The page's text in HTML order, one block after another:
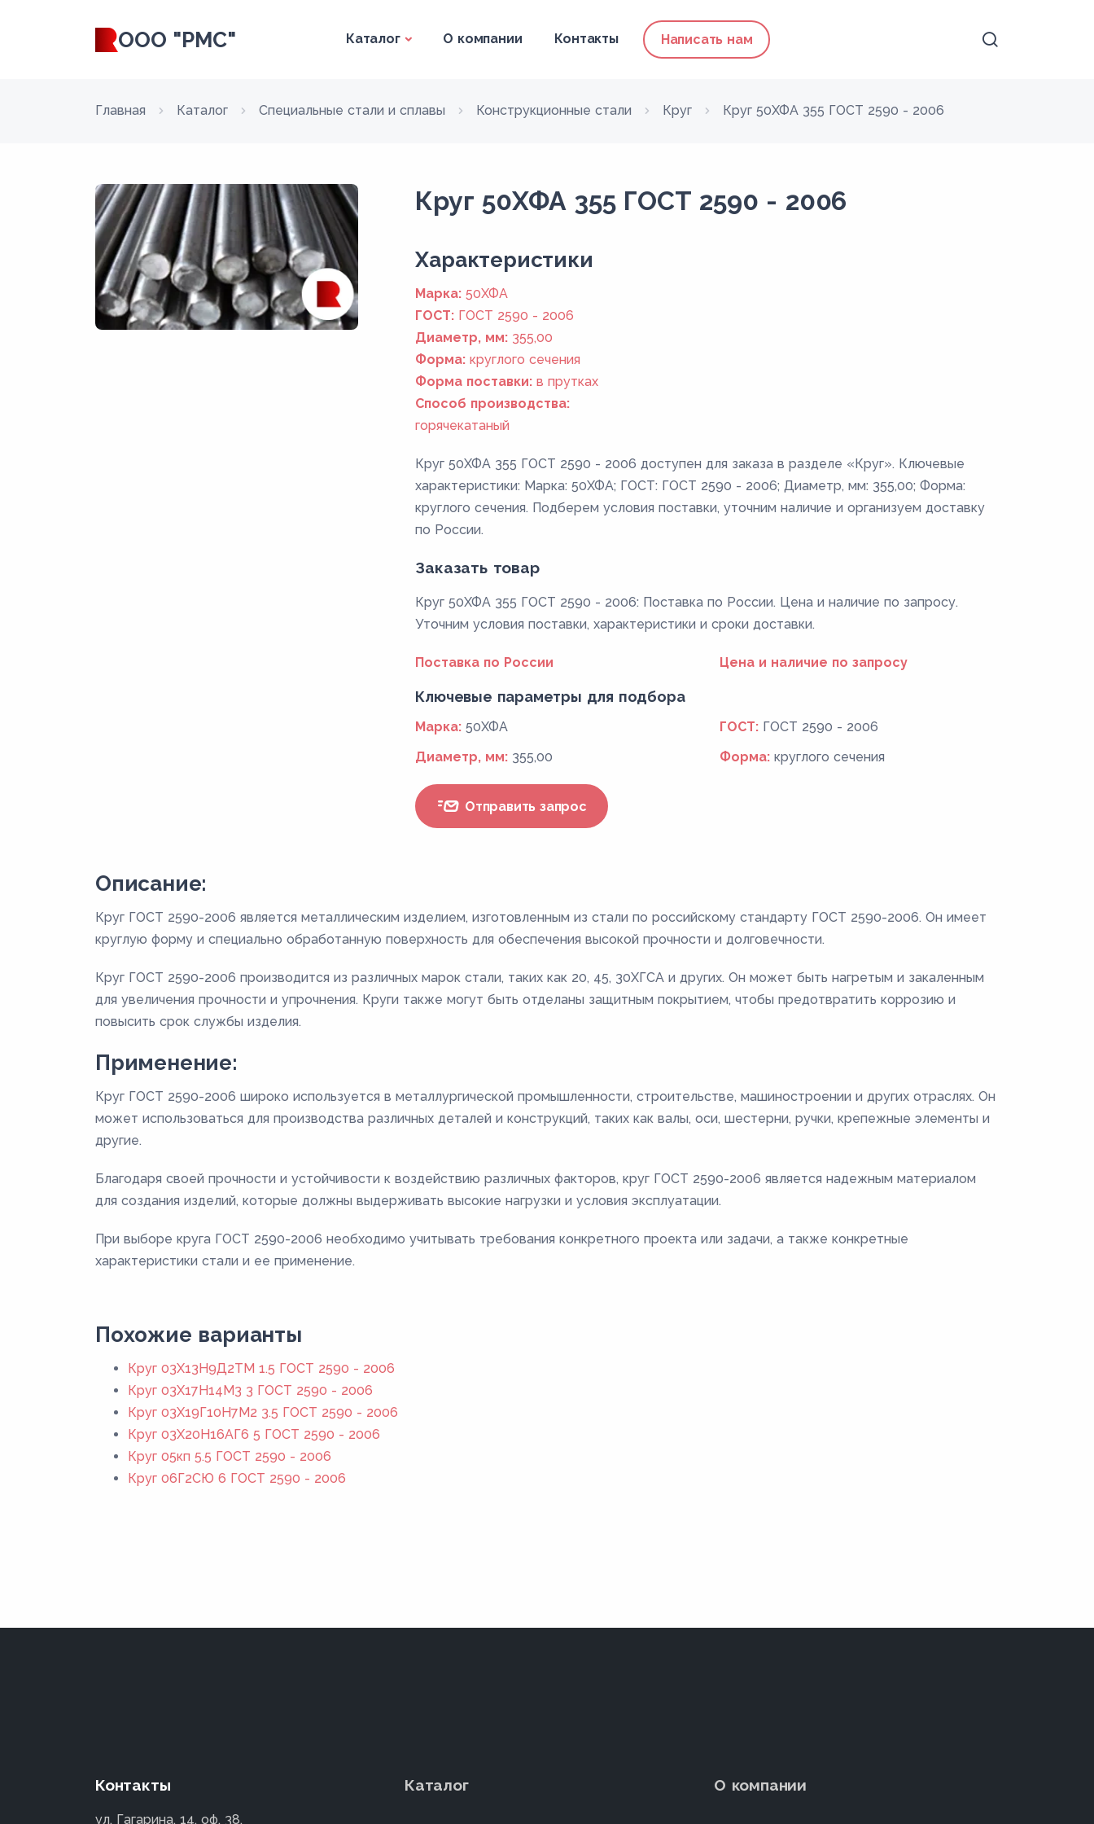
ООО "РМС" Каталог О компании Контакты Написать нам
Главная Каталог Специальные стали и сплавы Конструкционные стали Круг Круг 50ХФА 355 ГОСТ 2590 - 2006
Круг 50ХФА 355 ГОСТ 2590 - 2006
Xарактеристики
Марка: 50ХФА
ГОСТ: ГОСТ 2590 - 2006
Диаметр, мм: 355,00
Форма: круглого сечения
Форма поставки: в прутках
Способ производства:
горячекатаный
Круг 50ХФА 355 ГОСТ 2590 - 2006 доступен для заказа в разделе «Круг». Ключевые
характеристики: Марка: 50ХФА; ГОСТ: ГОСТ 2590 - 2006; Диаметр, мм: 355,00; Форма:
круглого сечения. Подберем условия поставки, уточним наличие и организуем доставку
по России.
Заказать товар
Круг 50ХФА 355 ГОСТ 2590 - 2006: Поставка по России. Цена и наличие по запросу.
Уточним условия поставки, характеристики и сроки доставки.
Поставка по России Цена и наличие по запросу
Ключевые параметры для подбора
Марка: 50ХФА ГОСТ: ГОСТ 2590 - 2006
Диаметр, мм: 355,00 Форма: круглого сечения
Отправить запрос
Описание:
Круг ГОСТ 2590-2006 является металлическим изделием, изготовленным из стали по российскому стандарту ГОСТ 2590-2006. Он имеет
круглую форму и специально обработанную поверхность для обеспечения высокой прочности и долговечности.
Круг ГОСТ 2590-2006 производится из различных марок стали, таких как 20, 45, 30ХГСА и других. Он может быть нагретым и закаленным
для увеличения прочности и упрочнения. Круги также могут быть отделаны защитным покрытием, чтобы предотвратить коррозию и
повысить срок службы изделия.
Применение:
Круг ГОСТ 2590-2006 широко используется в металлургической промышленности, строительстве, машиностроении и других отраслях. Он
может использоваться для производства различных деталей и конструкций, таких как валы, оси, шестерни, ручки, крепежные элементы и
другие.
Благодаря своей прочности и устойчивости к воздействию различных факторов, круг ГОСТ 2590-2006 является надежным материалом
для создания изделий, которые должны выдерживать высокие нагрузки и условия эксплуатации.
При выборе круга ГОСТ 2590-2006 необходимо учитывать требования конкретного проекта или задачи, а также конкретные
характеристики стали и ее применение.
Похожие варианты
Круг 03Х13Н9Д2ТМ 1.5 ГОСТ 2590 - 2006
Круг 03Х17Н14М3 3 ГОСТ 2590 - 2006
Круг 03Х19Г10Н7М2 3.5 ГОСТ 2590 - 2006
Круг 03Х20Н16АГ6 5 ГОСТ 2590 - 2006
Круг 05кп 5.5 ГОСТ 2590 - 2006
Круг 06Г2СЮ 6 ГОСТ 2590 - 2006
Контакты
ул. Гагарина, 14, оф. 38,
Каталог О компании